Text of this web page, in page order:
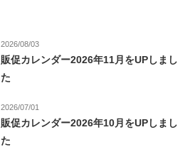
2026/08/03
販促カレンダー2026年11月をUPしまし
た
2026/07/01
販促カレンダー2026年10月をUPしまし
た